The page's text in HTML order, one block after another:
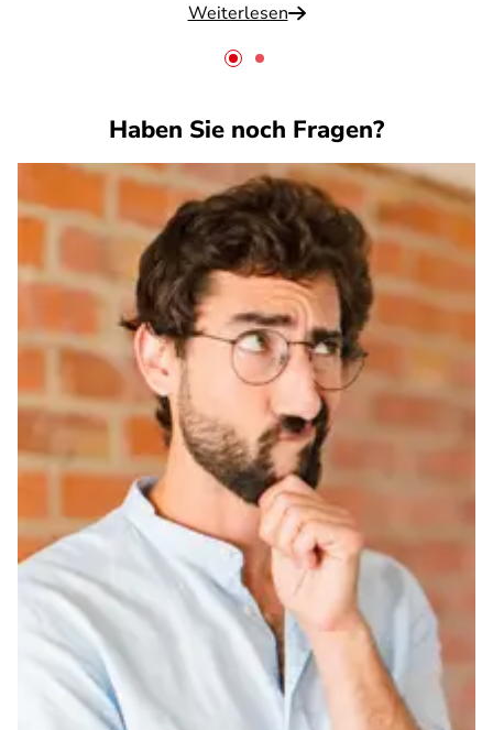
Weiterlesen
Haben Sie noch Fragen?